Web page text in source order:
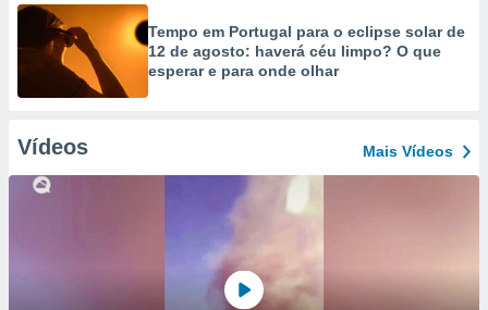
Tempo em Portugal para o eclipse solar de
12 de agosto: haverá céu limpo? O que
esperar e para onde olhar
Vídeos Mais Vídeos